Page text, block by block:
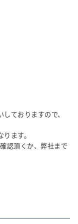
ておりますので、
ます。
認頂くか、弊社まで